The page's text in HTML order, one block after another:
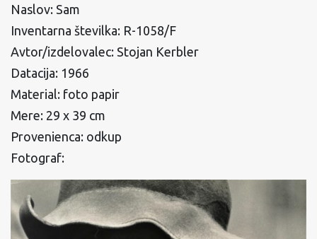
Naslov: Sam
Inventarna številka: R-1058/F
Avtor/izdelovalec: Stojan Kerbler
Datacija: 1966
Material: foto papir
Mere: 29 x 39 cm
Provenienca: odkup
Fotograf: